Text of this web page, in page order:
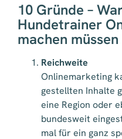
10 Gründe –
Hundetrainer
machen müssen
Reichweite
Onlinemarketing
gestellten Inhalte
eine Region oder
bundesweit
mal für ein ganz